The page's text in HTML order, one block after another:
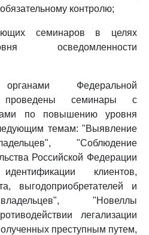
контролю;
семинаров в целях
осведомленности
органами Федеральной
проведены семинары с
по повышению уровня
темам: "Выявление
"Соблюдение
Российской Федерации
клиентов,
выгодоприобретателей и
"Новеллы
легализации
преступным путем,